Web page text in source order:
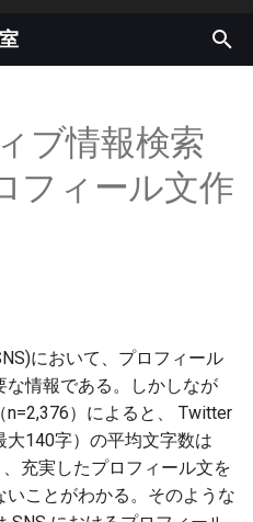
ブ情報検索
フィール文作
において、プロフィール
情報である。しかしなが
）によると、 Twitter
140字）の平均文字数は
充実したプロフィール文を
ことがわかる。そのような